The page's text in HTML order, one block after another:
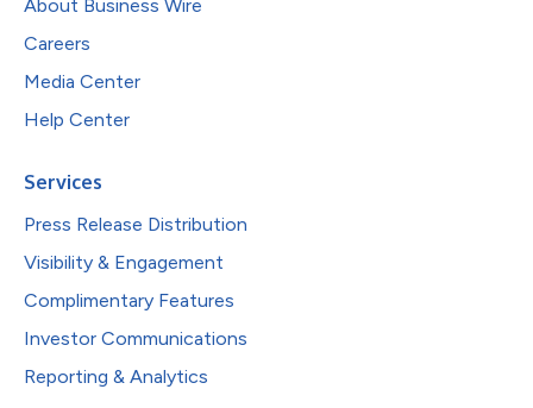
About Business Wire
Careers
Media Center
Help Center
Services
Press Release Distribution
Visibility & Engagement
Complimentary Features
Investor Communications
Reporting & Analytics